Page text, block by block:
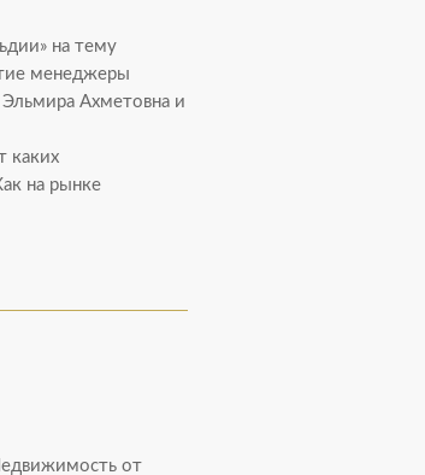
на тему
менеджеры
Ахметовна и
каких
на рынке
от